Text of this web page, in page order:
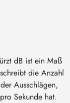
dB ist ein Maß
die Anzahl
Ausschlägen,
Sekunde hat.